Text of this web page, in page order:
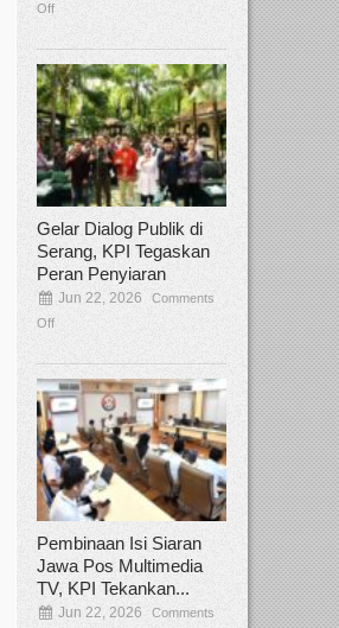
Tamee Irelly Menjadi Juri Open
Film Terbaru...
Sep 08, 2025 Comments Off
Bekasi, Broadcastmagz – Dalam upaya
talenta...
Off
Gelar Dialog Publik di
Serang, KPI Tegaskan
Peran Penyiaran
Jun 22, 2026
Comments
Off
Pembinaan Isi Siaran
Jawa Pos Multimedia
TV, KPI Tekankan...
Jun 22, 2026
Comments